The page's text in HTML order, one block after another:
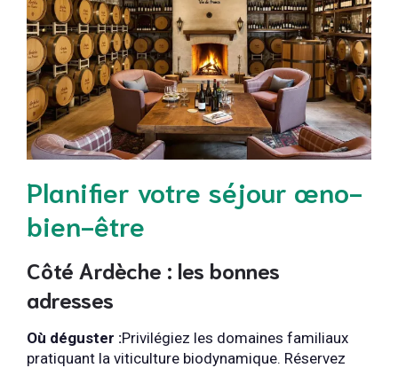
Planifier votre séjour œno-
bien-être
Côté Ardèche : les bonnes
adresses
Où déguster :Privilégiez les domaines familiaux
pratiquant la viticulture biodynamique. Réservez